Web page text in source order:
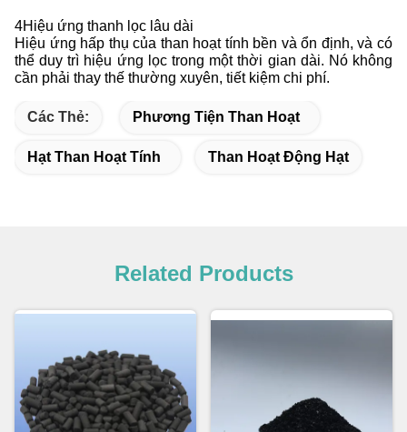
4Hiệu ứng thanh lọc lâu dài
Hiệu ứng hấp thụ của than hoạt tính bền và ổn định, và có
thể duy trì hiệu ứng lọc trong một thời gian dài. Nó không
cần phải thay thế thường xuyên, tiết kiệm chi phí.
Các Thẻ: Phương Tiện Than Hoạt
Hạt Than Hoạt Tính Than Hoạt Động Hạt
Related Products